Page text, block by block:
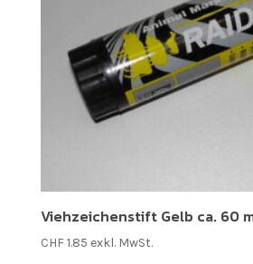
Viehzeichenstift Gelb ca. 60
CHF1.85 exkl. MwSt.